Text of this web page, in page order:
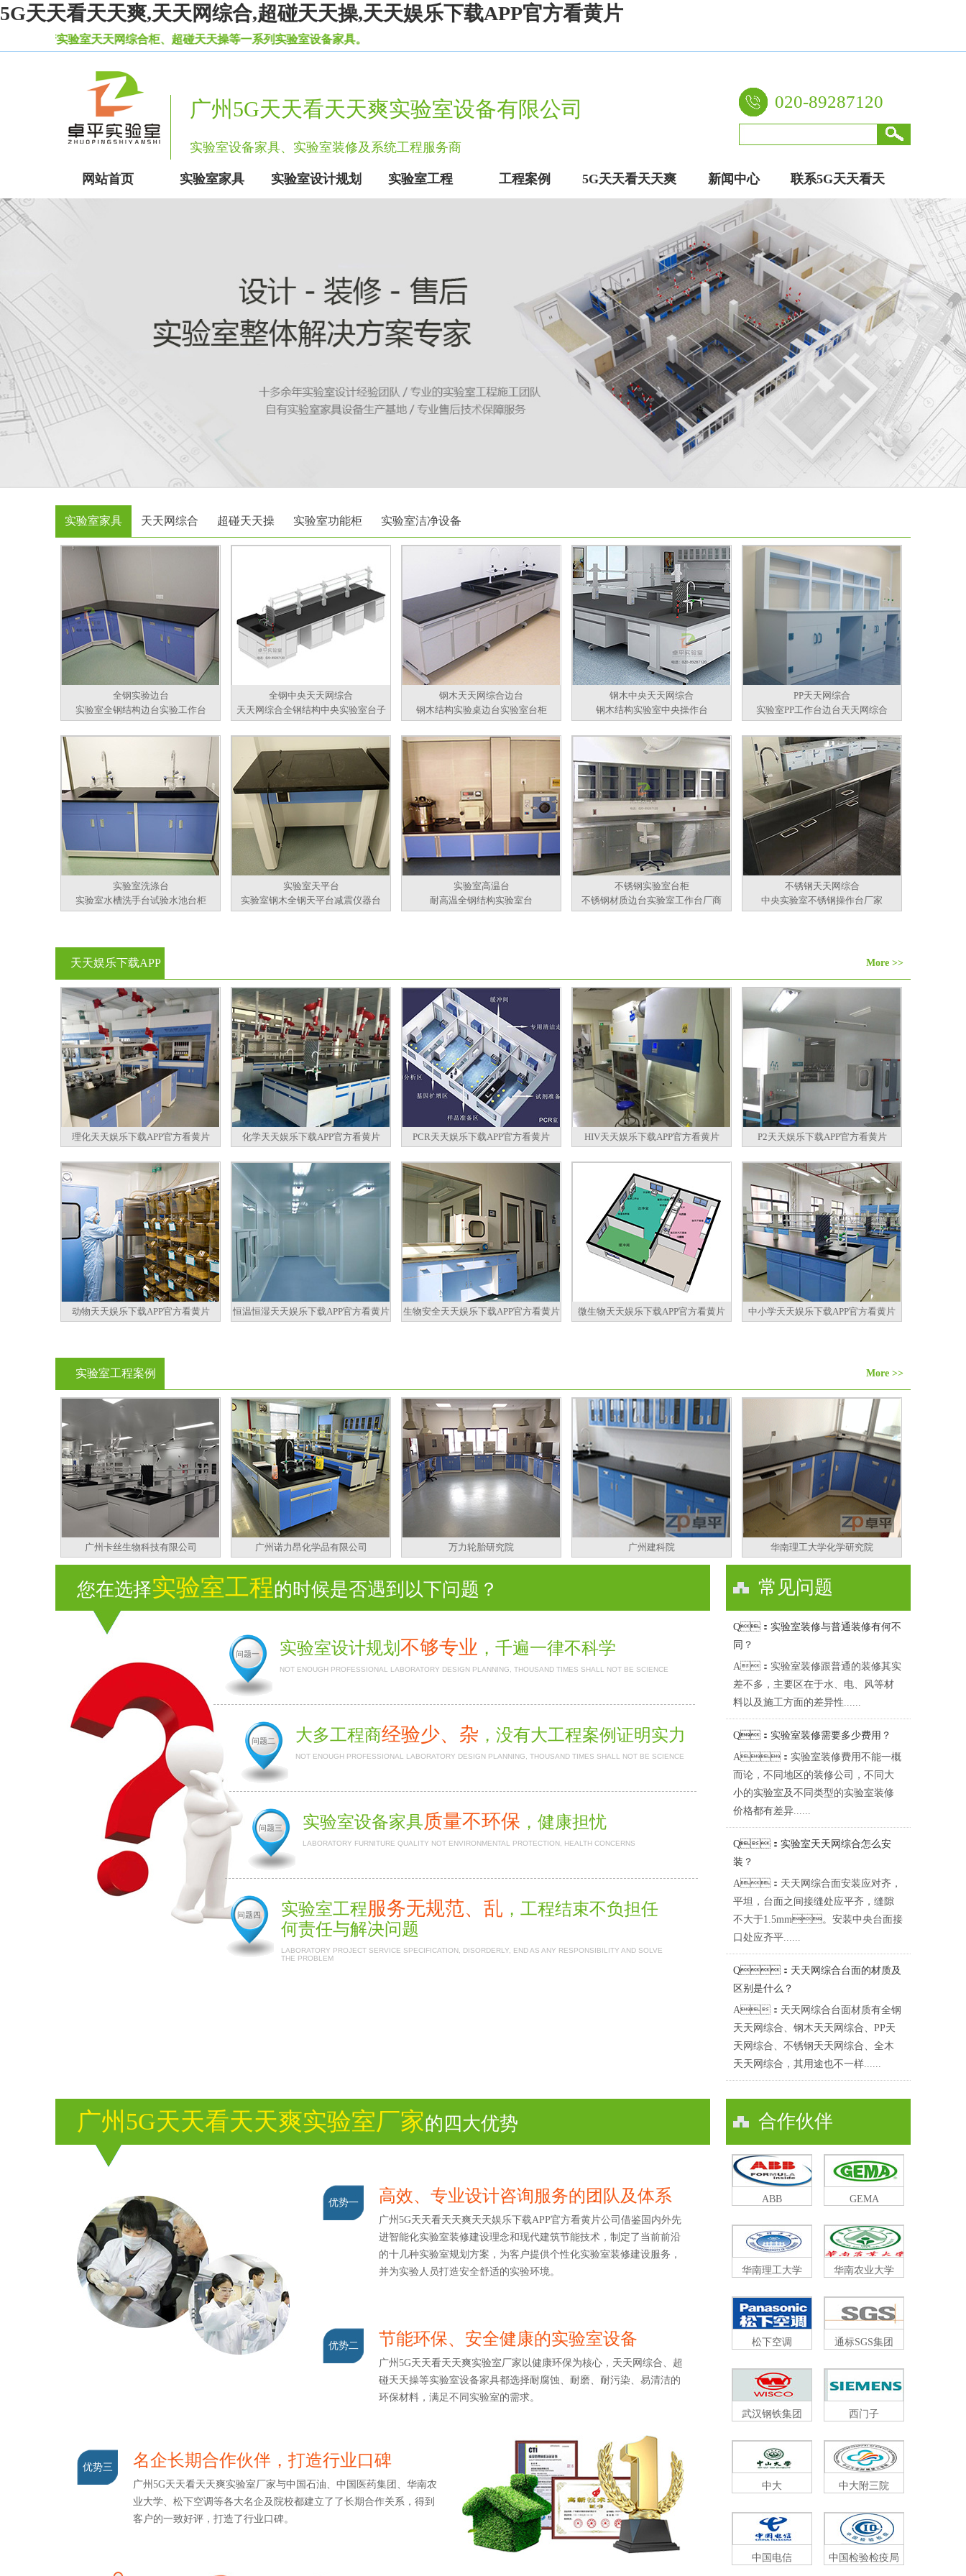
5G天天看天天爽,天天网综合,超碰天天操,天天娱乐下载APP官方看黄片
网综合柜、超碰天天操等一系列实验室设备家具。
广州5G天天看天天爽实验室设备有限公司
实验室设备家具、实验室装修及系统工程服务商
020-89287120
网站首页 实验室家具 实验室设计规划 实验室工程 工程案例 5G天天看天天爽 新闻中心 联系5G天天看天
实验室家具 天天网综合 超碰天天操 实验室功能柜 实验室洁净设备
全钢实验边台
实验室全钢结构边台实验工作台
全钢中央天天网综合
天天网综合全钢结构中央实验室台子
钢木天天网综合边台
钢木结构实验桌边台实验室台柜
钢木中央天天网综合
钢木结构实验室中央操作台
PP天天网综合
实验室PP工作台边台天天网综合
实验室洗涤台
实验室水槽洗手台试验水池台柜
实验室天平台
实验室钢木全钢天平台减震仪器台
实验室高温台
耐高温全钢结构实验室台
不锈钢实验室台柜
不锈钢材质边台实验室工作台厂商
不锈钢天天网综合
中央实验室不锈钢操作台厂家
More >>
天天娱乐下载APP
官方看黄片
理化天天娱乐下载APP官方看黄片 化学天天娱乐下载APP官方看黄片 PCR天天娱乐下载APP官方看黄片 HIV天天娱乐下载APP官方看黄片 P2天天娱乐下载APP官方看黄片
动物天天娱乐下载APP官方看黄片 恒温恒湿天天娱乐下载APP官方看黄片 生物安全天天娱乐下载APP官方看黄片 微生物天天娱乐下载APP官方看黄片 中小学天天娱乐下载APP官方看黄片
More >>
实验室工程案例
广州卡丝生物科技有限公司 广州诺力昂化学品有限公司 万力轮胎研究院 广州建科院 华南理工大学化学研究院
您在选择实验室工程的时候是否遇到以下问题？
问题一 实验室设计规划 不够专业 ，千遍一律不科学
NOT ENOUGH PROFESSIONAL LABORATORY DESIGN PLANNING, THOUSAND TIMES SHALL NOT BE SCIENCE
问题二 大多工程商经验少、杂 ，没有大工程案例证明实力
NOT ENOUGH PROFESSIONAL LABORATORY DESIGN PLANNING, THOUSAND TIMES SHALL NOT BE SCIENCE
问题三 实验室设备家具质量不环保 ，健康担忧
LABORATORY FURNITURE QUALITY NOT ENVIRONMENTAL PROTECTION, HEALTH CONCERNS
问题四 实验室工程服务无规范、乱 ，工程结束不负担任
何责任与解决问题
LABORATORY PROJECT SERVICE SPECIFICATION, DISORDERLY, END AS ANY RESPONSIBILITY AND SOLVE
THE PROBLEM
常见问题
Q：实验室装修与普通装修有何不
同？
A：实验室装修跟普通的装修其实
差不多，主要区在于水、电、风等材
料以及施工方面的差异性......
Q：实验室装修需要多少费用？
A：实验室装修费用不能一概
而论，不同地区的装修公司，不同大
小的实验室及不同类型的实验室装修
价格都有差异......
Q：实验室天天网综合怎么安
装？
A：天天网综合面安装应对齐，
平坦，台面之间接缝处应平齐，缝隙
不大于1.5mm。安装中央台面接
口处应齐平......
Q：天天网综合台面的材质及
区别是什么？
A：天天网综合台面材质有全钢
天天网综合、钢木天天网综合、PP天
天网综合、不锈钢天天网综合、全木
天天网综合，其用途也不一样......
广州5G天天看天天爽实验室厂家的四大优势
优势一 高效、专业设计咨询服务的团队及体系
广州5G天天看天天爽天天娱乐下载APP官方看黄片公司借鉴国内外先
进智能化实验室装修建设理念和现代建筑节能技术，制定了当前前沿
的十几种实验室规划方案，为客户提供个性化实验室装修建设服务，
并为实验人员打造安全舒适的实验环境。
优势二 节能环保、安全健康的实验室设备
广州5G天天看天天爽实验室厂家以健康环保为核心，天天网综合、超
碰天天操等实验室设备家具都选择耐腐蚀、耐磨、耐污染、易清洁的
环保材料，满足不同实验室的需求。
优势三 名企长期合作伙伴，打造行业口碑
广州5G天天看天天爽实验室厂家与中国石油、中国医药集团、华南农
业大学、松下空调等各大名企及院校都建立了了长期合作关系，得到
客户的一致好评，打造了行业口碑。
合作伙伴
ABB GEMA
华南理工大学 华南农业大学
松下空调 通标SGS集团
武汉钢铁集团 西门子
中大 中大附三院
中国电信 中国检验检疫局